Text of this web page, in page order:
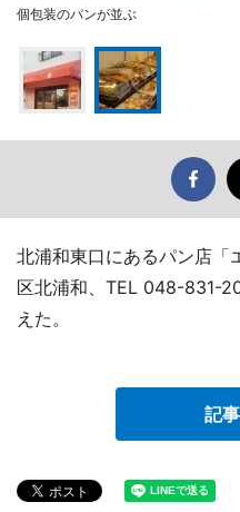
個包装のパンが並ぶ
北浦和東口にあるパン店「
区北浦和、TEL 048-831-
えた。
記